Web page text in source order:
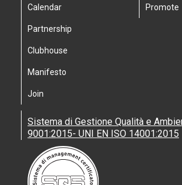
Calendar
Partnership
Clubhouse
Manifesto
Join
Promote
Sistema di Gestione Qualità e
9001:2015- UNI EN ISO 14001:2015